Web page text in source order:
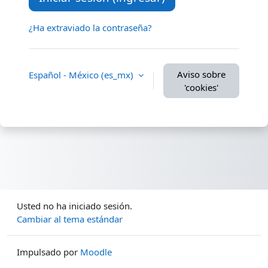
¿Ha extraviado la contraseña?
Español - México ‎(es_mx)‎
Aviso sobre
'cookies'
Usted no ha iniciado sesión.
Cambiar al tema estándar
Impulsado por Moodle